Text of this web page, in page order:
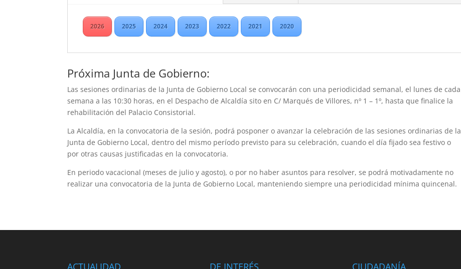
2026 2025 2024 2023 2022 2021 2020
Próxima Junta de Gobierno:
Las sesiones ordinarias de la Junta de Gobierno Local se convocarán con una periodicidad semanal, el lunes de cada
semana a las 10:30 horas, en el Despacho de Alcaldía sito en C/ Marqués de Villores, nº 1 – 1º, hasta que finalice la
rehabilitación del Palacio Consistorial.
La Alcaldía, en la convocatoria de la sesión, podrá posponer o avanzar la celebración de las sesiones ordinarias de la
Junta de Gobierno Local, dentro del mismo período previsto para su celebración, cuando el día fijado sea festivo o
por otras causas justificadas en la convocatoria.
En periodo vacacional (meses de julio y agosto), o por no haber asuntos para resolver, se podrá motivadamente no
realizar una convocatoria de la Junta de Gobierno Local, manteniendo siempre una periodicidad mínima quincenal.